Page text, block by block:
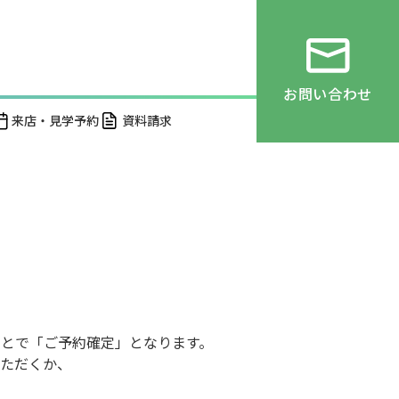
来店・見学予約 資料請求
お問い合わせ
「ご予約確定」となります。
だくか、